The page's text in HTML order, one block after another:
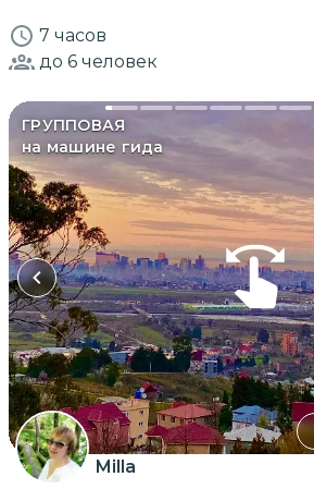
7 часов
до 6 человек
ГРУППОВАЯ
на машине гида
Milla